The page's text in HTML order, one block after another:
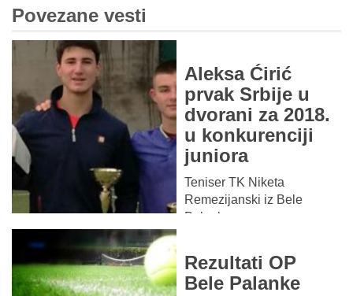
Povezane vesti
Aleksa Ćirić
prvak Srbije u
dvorani za 2018.
u konkurenciji
juniora
Teniser TK Niketa
Remezijanski iz Bele
Palanke...
Rezultati OP
Bele Palanke